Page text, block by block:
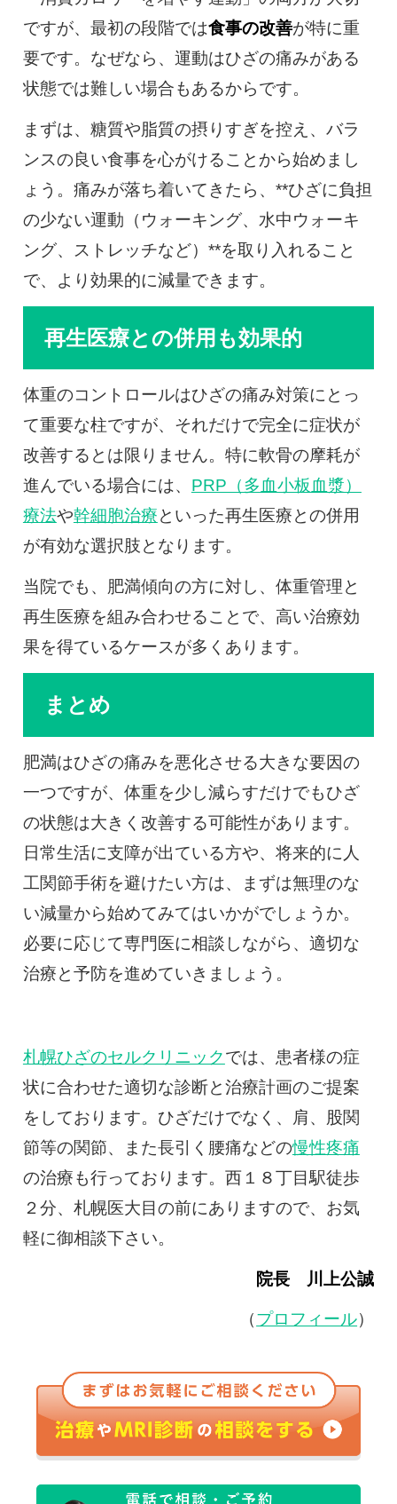
ですが、最初の段階では食事の改善が特に重
要です。なぜなら、運動はひざの痛みがある
状態では難しい場合もあるからです。
まずは、糖質や脂質の摂りすぎを控え、バラ
ンスの良い食事を心がけることから始めまし
ょう。痛みが落ち着いてきたら、**ひざに負担
の少ない運動（ウォーキング、水中ウォーキ
ング、ストレッチなど）**を取り入れること
で、より効果的に減量できます。
再生医療との併用も効果的
体重のコントロールはひざの痛み対策にとっ
て重要な柱ですが、それだけで完全に症状が
改善するとは限りません。特に軟骨の摩耗が
進んでいる場合には、 PRP（多血小板血漿）
療法や幹細胞治療といった再生医療との併用
が有効な選択肢となります。
当院でも、肥満傾向の方に対し、体重管理と
再生医療を組み合わせることで、高い治療効
果を得ているケースが多くあります。
まとめ
肥満はひざの痛みを悪化させる大きな要因の
一つですが、体重を少し減らすだけでもひざ
の状態は大きく改善する可能性があります。
日常生活に支障が出ている方や、将来的に人
工関節手術を避けたい方は、まずは無理のな
い減量から始めてみてはいかがでしょうか。
必要に応じて専門医に相談しながら、適切な
治療と予防を進めていきましょう。
札幌ひざのセルクリニックでは、患者様の症
状に合わせた適切な診断と治療計画のご提案
をしております。ひざだけでなく、肩、股関
節等の関節、また長引く腰痛などの慢性疼痛
の治療も行っております。西１８丁目駅徒歩
２分、札幌医大目の前にありますので、お気
軽に御相談下さい。
院長 川上公誠
（プロフィール）